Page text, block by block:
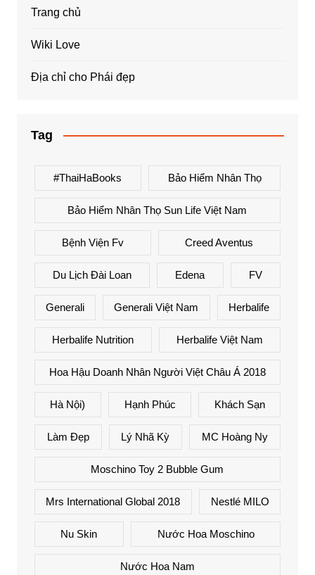
Trang chủ
Wiki Love
Địa chỉ cho Phái đẹp
Tag
#ThaiHaBooks Bảo Hiểm Nhân Thọ
Bảo Hiểm Nhân Thọ Sun Life Việt Nam
Bệnh Viện Fv Creed Aventus
Du Lịch Đài Loan Edena FV
Generali Generali Việt Nam Herbalife
Herbalife Nutrition Herbalife Việt Nam
Hoa Hậu Doanh Nhân Người Việt Châu Á 2018
Hà Nội) Hạnh Phúc Khách Sạn
Làm Đẹp Lý Nhã Kỳ MC Hoàng Ny
Moschino Toy 2 Bubble Gum
Mrs International Global 2018 Nestlé MILO
Nu Skin Nước Hoa Moschino
Nước Hoa Nam